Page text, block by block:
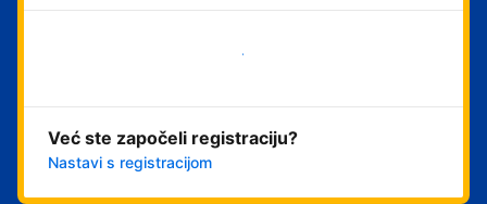
Započni odmah
Već ste započeli registraciju?
Nastavi s registracijom